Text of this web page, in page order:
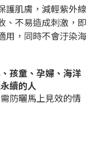
護肌膚，減輕紫外線
、不易造成刺激，即
用，同時不會汙染海
孩童、孕婦、海洋
續的人
防曬馬上見效的情